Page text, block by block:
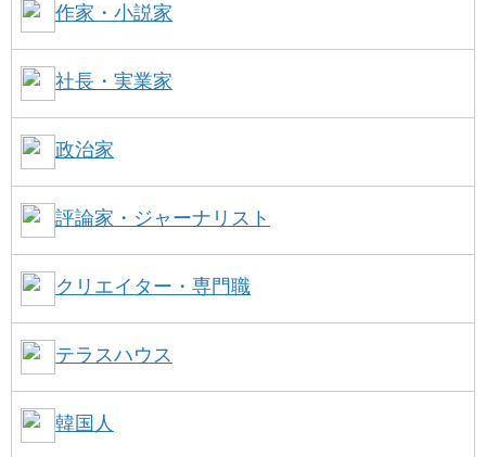
作家・小説家
社長・実業家
政治家
評論家・ジャーナリスト
クリエイター・専門職
テラスハウス
韓国人